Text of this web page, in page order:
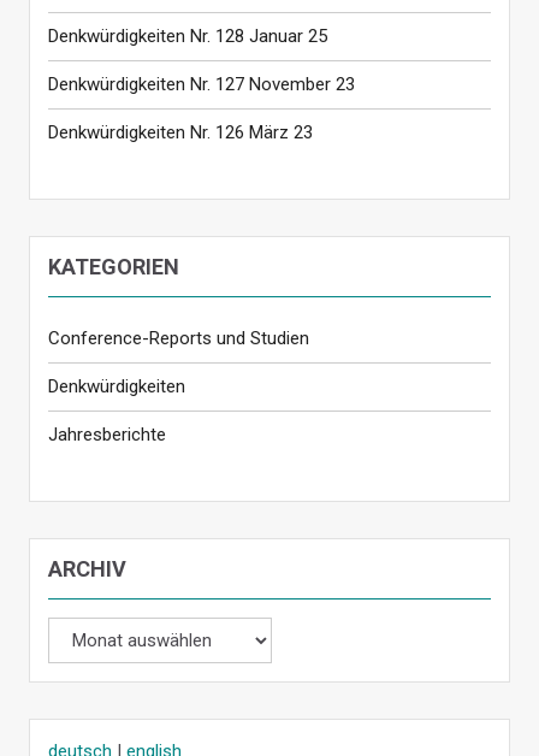
Denkwürdigkeiten Nr. 128 Januar 25
Denkwürdigkeiten Nr. 127 November 23
Denkwürdigkeiten Nr. 126 März 23
KATEGORIEN
Conference-Reports und Studien
Denkwürdigkeiten
Jahresberichte
ARCHIV
Archiv
deutsch | english